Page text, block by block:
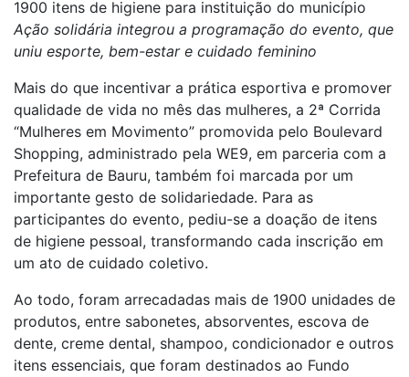
1900 itens de higiene para instituição do município
Ação solidária integrou a programação do evento, que
uniu esporte, bem-estar e cuidado feminino
Mais do que incentivar a prática esportiva e promover
qualidade de vida no mês das mulheres, a 2ª Corrida
“Mulheres em Movimento” promovida pelo Boulevard
Shopping, administrado pela WE9, em parceria com a
Prefeitura de Bauru, também foi marcada por um
importante gesto de solidariedade. Para as
participantes do evento, pediu-se a doação de itens
de higiene pessoal, transformando cada inscrição em
um ato de cuidado coletivo.
Ao todo, foram arrecadadas mais de 1900 unidades de
produtos, entre sabonetes, absorventes, escova de
dente, creme dental, shampoo, condicionador e outros
itens essenciais, que foram destinados ao Fundo